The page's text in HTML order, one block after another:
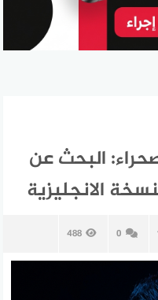
البحث عن
الانجليزية
0
488